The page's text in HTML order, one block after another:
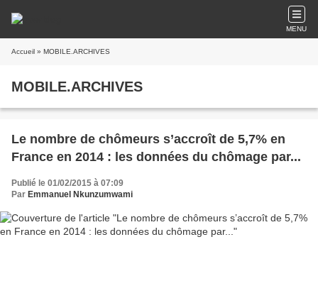
MENU
Accueil » MOBILE.ARCHIVES
MOBILE.ARCHIVES
Le nombre de chômeurs s’accroît de 5,7% en
France en 2014 : les données du chômage par...
Publié le 01/02/2015 à 07:09
Par Emmanuel Nkunzumwami